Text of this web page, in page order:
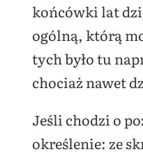
końcówki lat
ogólną, którą
tych było tu
chociaż nawet
Jeśli chodzi o
określenie: ze